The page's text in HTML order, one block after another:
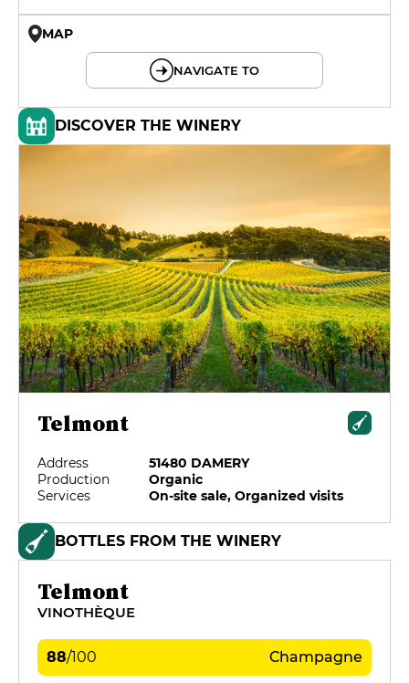
MAP
NAVIGATE TO
DISCOVER THE WINERY
Telmont
Address
51480 DAMERY
Production
Organic
Services
On-site sale, Organized visits
BOTTLES FROM THE WINERY
Telmont
VINOTHÈQUE
88/100 Champagne